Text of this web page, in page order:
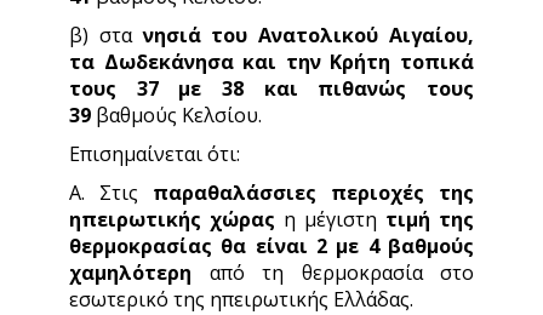
β) στανησιά του Ανατολικού Αιγαίου,
τα Δωδεκάνησα και την Κρήτη τοπικά
τους 37 με 38 και πιθανώς τους
39 βαθμούς Κελσίου.
Επισημαίνεται ότι:
Α. Στις παραθαλάσσιες περιοχές της
ηπειρωτικής χώρας η μέγιστη τιμή της
θερμοκρασίας θα είναι 2 με 4 βαθμούς
χαμηλότερη από τη θερμοκρασία στο
εσωτερικό της ηπειρωτικής Ελλάδας.